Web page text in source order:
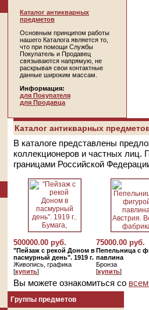
Каталог антикварных
предметов
Основным принципом работы
нашего Каталога является то,
что при помощи Службы
Покупатель и Продавец
связываются напрямую, не
раскрывая свои контактные
данные широким массам.
Информация:
для Покупателя
для Продавца
Каталог антикварных
В каталоге представлены
коллекционеров и частных лиц.
границами Российской
500000.00 руб.
"Пейзаж с рекой Доном в
пасмурный день". 1919 г.
Живопись, графика
[купить]
75000.00 руб.
Пепельница с
павлина
Бронза
[купить]
Вы можете ознакомиться со
Группы предметов